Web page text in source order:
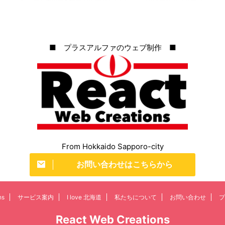
■ プラスアルファのウェブ制作 ■
From Hokkaido Sapporo-city
お問い合わせはこちらから
サービス案内 I love 北海道 私たちについて お問い合わせ
React Web Creations